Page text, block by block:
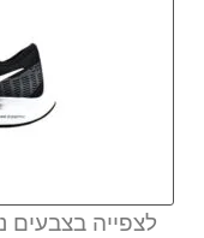
לצפייה בצבעים